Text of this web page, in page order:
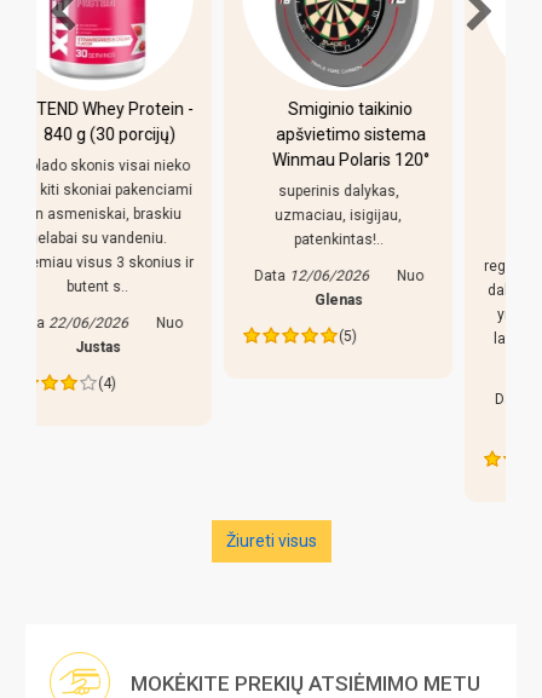
Smiginio taikinio
apšvietimo sistema
Winmau Polaris 120°
superinis dalykas,
uzmaciau, isigijau,
patenkintas!..
Data
Pulo stalas Bilaro
Winner 7 pėdų
(213x118cm) žalias
audinys su
komplektacija
Pirkiniu patenkintas,
reguliuojamso kojeles geras
dalykas, stalas nekliba. Bet
lazdos prastos, liaudiskai
Žiureti visus
MOKĖKITE PREKIŲ ATSIĖMIMO METU